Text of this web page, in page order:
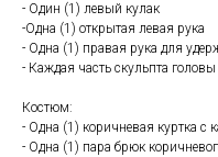
- Один (1) левый кулак
-Одна (1) открытая левая рука
- Одна (1) правая рука для
- Каждая часть скульпта
Костюм:
- Одна (1) коричневая куртка с
- Одна (1) пара брюк